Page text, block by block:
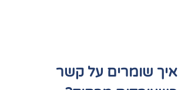
​איך שומרים על קשר